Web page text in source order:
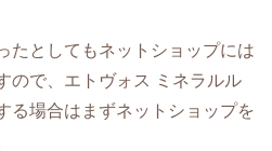
たとしてもネットショップには
ので、エトヴォス ミネラルル
る場合はまずネットショップを